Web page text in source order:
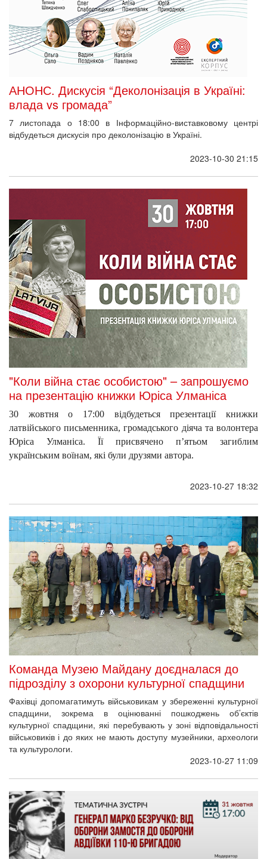
АНОНС. Дискусія “Деколонізація в Україні:
влада vs громада”
7 листопада о 18:00 в Інформаційно-виставковому центрі
відбудеться дискусія про деколонізацію в Україні.
2023-10-30 21:15
"Коли війна стає особистою" – запрошуємо
на презентацію книжки Юріса Улманіса
30 жовтня о 17:00 відбудеться презентації книжки
латвійського письменника, громадського діяча та волонтера
Юріса Улманіса. Її присвячено п’ятьом загиблим
українським воїнам, які були друзями автора.
2023-10-27 18:32
Команда Музею Майдану доєдналася до
підрозділу з охорони культурної спадщини
Фахівці допомагатимуть військовикам у збереженні культурної
спадщини, зокрема в оцінюванні пошкоджень об’єктів
культурної спадщини, які перебувають у зоні відповідальності
військовиків і до яких не мають доступу музейники, археологи
та культурологи.
2023-10-27 11:09